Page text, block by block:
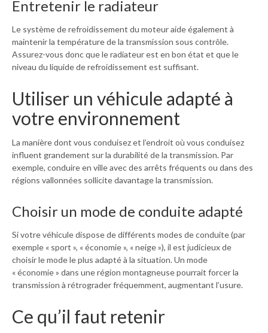
Entretenir le radiateur
Le système de refroidissement du moteur aide également à
maintenir la température de la transmission sous contrôle.
Assurez-vous donc que le radiateur est en bon état et que le
niveau du liquide de refroidissement est suffisant.
Utiliser un véhicule adapté à
votre environnement
La manière dont vous conduisez et l’endroit où vous conduisez
influent grandement sur la durabilité de la transmission. Par
exemple, conduire en ville avec des arrêts fréquents ou dans des
régions vallonnées sollicite davantage la transmission.
Choisir un mode de conduite adapté
Si votre véhicule dispose de différents modes de conduite (par
exemple « sport », « économie », « neige »), il est judicieux de
choisir le mode le plus adapté à la situation. Un mode
« économie » dans une région montagneuse pourrait forcer la
transmission à rétrograder fréquemment, augmentant l’usure.
Ce qu’il faut retenir